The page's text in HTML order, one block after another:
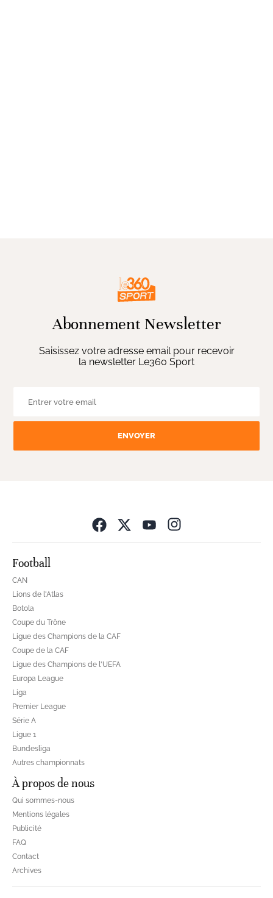
Abonnement Newsletter
Saisissez votre adresse email pour recevoir
la newsletter Le360 Sport
ENVOYER
Football
CAN
Lions de l'Atlas
Botola
Coupe du Trône
Ligue des Champions de la CAF
Coupe de la CAF
Ligue des Champions de l'UEFA
Europa League
Liga
Premier League
Série A
Ligue 1
Bundesliga
Autres championnats
À propos de nous
Qui sommes-nous
Mentions légales
Publicité
FAQ
Contact
Archives